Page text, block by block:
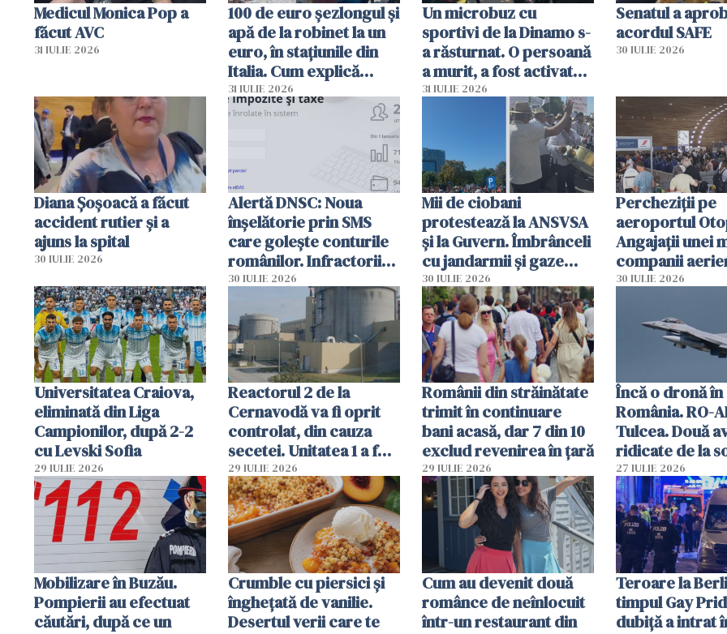
Medicul Monica Pop a
făcut AVC
31 IULIE 2026
100 de euro șezlongul și
apă de la robinet la un
euro, în stațiunile din
Italia. Cum explică
autoritățile
31 IULIE 2026
Un microbuz cu
sportivi de la Dinamo s-
a răsturnat. O persoană
a murit, a fost activat
planul roșu de
31 IULIE 2026
Senatul a
acordul SAFE
30 IULIE 2026
Diana Șoșoacă a făcut
accident rutier și a
ajuns la spital
30 IULIE 2026
Alertă DNSC: Noua
înșelătorie prin SMS
care golește conturile
românilor. Infractorii
folosesc numele
Ghișeul.ro și al Poliției
Române
30 IULIE 2026
Mii de ciobani
protestează la ANSVSA
și la Guvern. Îmbrânceli
cu jandarmii și gaze
lacrimogene
30 IULIE 2026
Percheziții pe
aeroportul
Angajații unei
companii
parfumuri,
vânzării
30 IULIE 2026
Universitatea Craiova,
eliminată din Liga
Campionilor, după 2-2
cu Levski Sofia
29 IULIE 2026
Reactorul 2 de la
Cernavodă va fi oprit
controlat, din cauza
secetei. Unitatea 1 a fost
deja oprită
29 IULIE 2026
Românii din străinătate
trimit în continuare
bani acasă, dar 7 din 10
exclud revenirea în țară
29 IULIE 2026
Încă o dronă în
România. RO-
Tulcea. Două
ridicate de la
27 IULIE 2026
Mobilizare în Buzău.
Pompierii au efectuat
căutări, după ce un
Crumble cu piersici și
înghețată de vanilie.
Desertul verii care te
Cum au devenit două
românce de neînlocuit
într-un restaurant din
Teroare la
timpul Gay
dubiță a intrat